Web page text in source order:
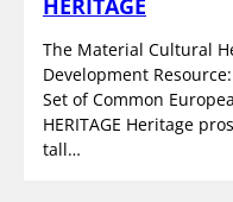
HERITAGE
The Material Cultural
Development
Set of Common
HERITAGE Heritage
tall…